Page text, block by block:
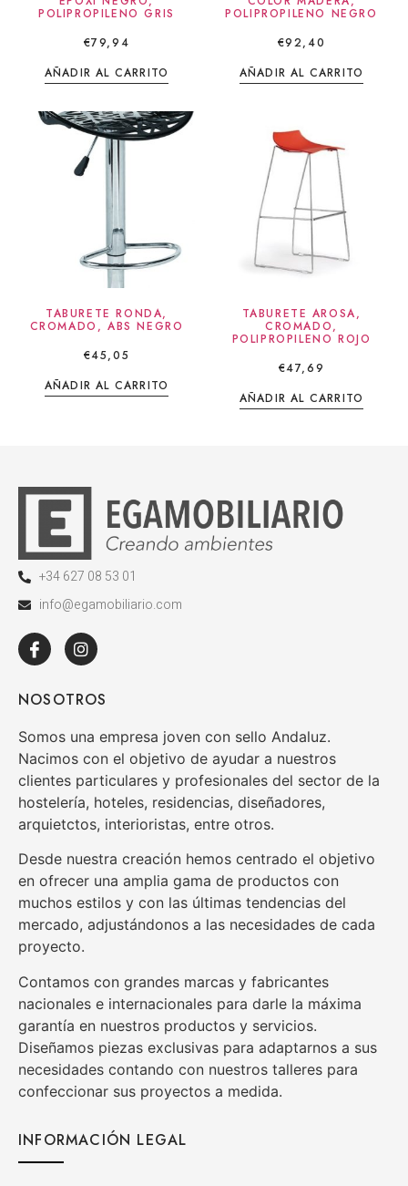
POLIPROPILENO GRIS
€79,94
AÑADIR AL CARRITO
POLIPROPILENO NEGRO
€92,40
AÑADIR AL CARRITO
TABURETE RONDA,
CROMADO, ABS NEGRO
€45,05
AÑADIR AL CARRITO
TABURETE AROSA,
CROMADO,
POLIPROPILENO ROJO
€47,69
AÑADIR AL CARRITO
+34 627 08 53 01
info@egamobiliario.com
NOSOTROS
Somos una empresa joven con sello Andaluz.
Nacimos con el objetivo de ayudar a nuestros
clientes particulares y profesionales del sector de la
hostelería, hoteles, residencias, diseñadores,
arquietctos, interioristas, entre otros.
Desde nuestra creación hemos centrado el objetivo
en ofrecer una amplia gama de productos con
muchos estilos y con las últimas tendencias del
mercado, adjustándonos a las necesidades de cada
proyecto.
Contamos con grandes marcas y fabricantes
nacionales e internacionales para darle la máxima
garantía en nuestros productos y servicios.
Diseñamos piezas exclusivas para adaptarnos a sus
necesidades contando con nuestros talleres para
confeccionar sus proyectos a medida.
INFORMACIÓN LEGAL